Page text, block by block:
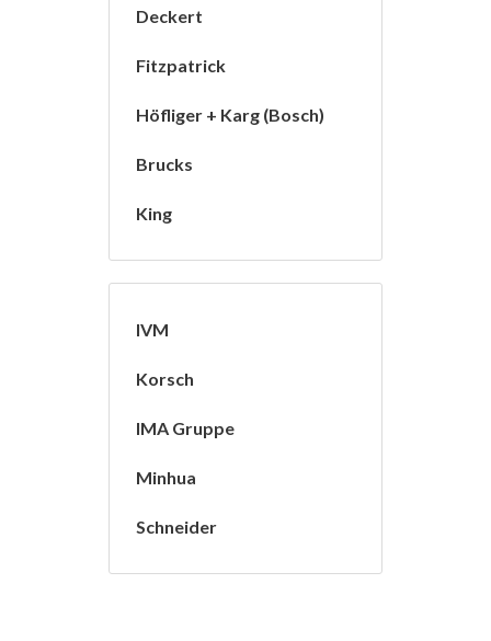
Deckert
Fitzpatrick
Höfliger + Karg (Bosch)
Brucks
King
IVM
Korsch
IMA Gruppe
Minhua
Schneider